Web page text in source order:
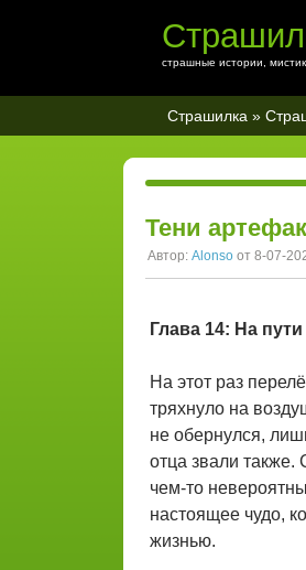
страшные истории,
Страшилка »
Тени
Автор: Alonso от 8-07-
Глава 14: На
На этот раз
тряхнуло на
не обернулся,
отца звали также.
чем-то
настоящее чудо,
жизнью.